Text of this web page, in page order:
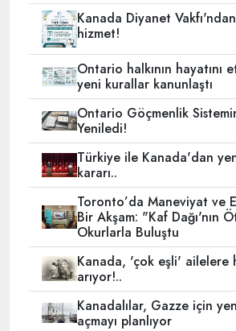
Kanada Diyanet
hizmet!
Ontario halkının hayatını
yeni kurallar kanunlaştı
Ontario Göçmenlik
Yeniledi!
Türkiye ile Kanada'dan
kararı..
Toronto’da Maneviyat ve
Bir Akşam: "Kaf Dağı'nın
Okurlarla Buluştu
Kanada, 'çok eşli' ailelere
arıyor!..
Kanadalılar, Gazze için
açmayı planlıyor